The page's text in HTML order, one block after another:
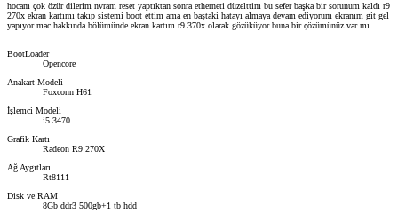
hocam çok özür dilerim nvram reset yaptıktan sonra etherneti düzelttim bu sefer başka bir sorunum kaldı r9
270x ekran kartımı takıp sistemi boot ettim ama en baştaki hatayı almaya devam ediyorum ekranım git gel
yapıyor mac hakkında bölümünde ekran kartım r9 370x olarak gözüküyor buna bir çözümünüz var mı
BootLoader
Opencore
Anakart Modeli
Foxconn H61
İşlemci Modeli
i5 3470
Grafik Kartı
Radeon R9 270X
Ağ Aygıtları
Rt8111
Disk ve RAM
8Gb ddr3 500gb+1 tb hdd